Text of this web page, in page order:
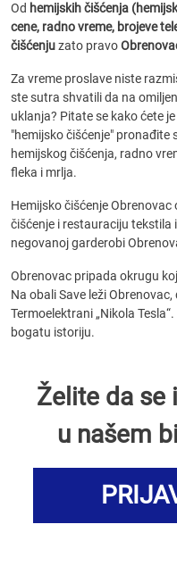
Od hemijskih čišćenja
cene, radno vreme, brojeve
čišćenjuzato pravo
Za vreme proslave niste
ste sutra shvatili da na
uklanja? Pitate se kako ćete
"hemijsko čišćenje" pronađite
hemijskog čišćenja, radno
fleka i mrlja.
Hemijsko čišćenje
čišćenje i restauraciju tekstila
negovanoj garderobi
Obrenovac pripada okrugu
Na obali Save leži
Termoelektrani „Nikola
bogatu istoriju.
Želite da se
u našem